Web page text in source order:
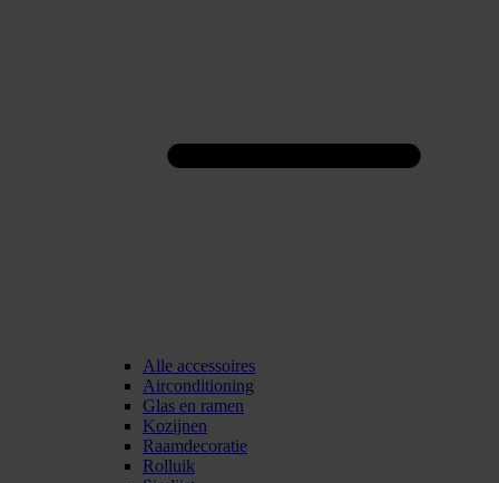
Alle accessoires
Airconditioning
Glas en ramen
Kozijnen
Raamdecoratie
Rolluik